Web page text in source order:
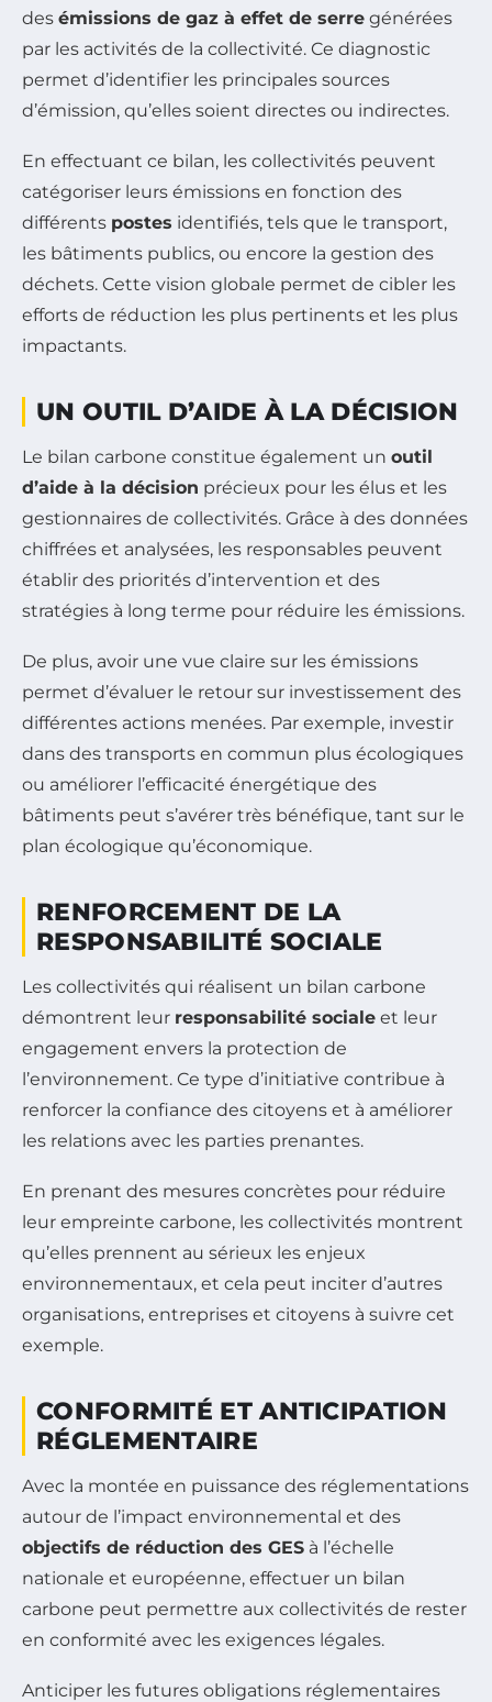
des émissions de gaz à effet de serre générées
par les activités de la collectivité. Ce diagnostic
permet d’identifier les principales sources
d’émission, qu’elles soient directes ou indirectes.
En effectuant ce bilan, les collectivités peuvent
catégoriser leurs émissions en fonction des
différents postes identifiés, tels que le transport,
les bâtiments publics, ou encore la gestion des
déchets. Cette vision globale permet de cibler les
efforts de réduction les plus pertinents et les plus
impactants.
UN OUTIL D’AIDE À LA DÉCISION
Le bilan carbone constitue également un outil
d’aide à la décision précieux pour les élus et les
gestionnaires de collectivités. Grâce à des données
chiffrées et analysées, les responsables peuvent
établir des priorités d’intervention et des
stratégies à long terme pour réduire les émissions.
De plus, avoir une vue claire sur les émissions
permet d’évaluer le retour sur investissement des
différentes actions menées. Par exemple, investir
dans des transports en commun plus écologiques
ou améliorer l’efficacité énergétique des
bâtiments peut s’avérer très bénéfique, tant sur le
plan écologique qu’économique.
RENFORCEMENT DE LA
RESPONSABILITÉ SOCIALE
Les collectivités qui réalisent un bilan carbone
démontrent leur responsabilité sociale et leur
engagement envers la protection de
l’environnement. Ce type d’initiative contribue à
renforcer la confiance des citoyens et à améliorer
les relations avec les parties prenantes.
En prenant des mesures concrètes pour réduire
leur empreinte carbone, les collectivités montrent
qu’elles prennent au sérieux les enjeux
environnementaux, et cela peut inciter d’autres
organisations, entreprises et citoyens à suivre cet
exemple.
CONFORMITÉ ET ANTICIPATION
RÉGLEMENTAIRE
Avec la montée en puissance des réglementations
autour de l’impact environnemental et des
objectifs de réduction des GES à l’échelle
nationale et européenne, effectuer un bilan
carbone peut permettre aux collectivités de rester
en conformité avec les exigences légales.
Anticiper les futures obligations réglementaires